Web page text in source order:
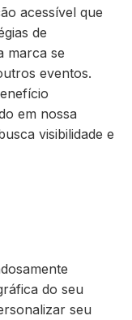
acessível que
de
marca se
eventos.
em nossa
visibilidade e
do seu
seu